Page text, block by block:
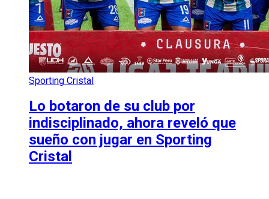
Sporting Cristal
Lo botaron de su club por
indisciplinado, ahora reveló que
sueño con jugar en Sporting
Cristal